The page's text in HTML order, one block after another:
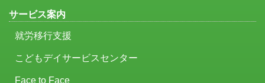
サービス案内
就労移行支援
こどもデイサービスセンター
Face to Face